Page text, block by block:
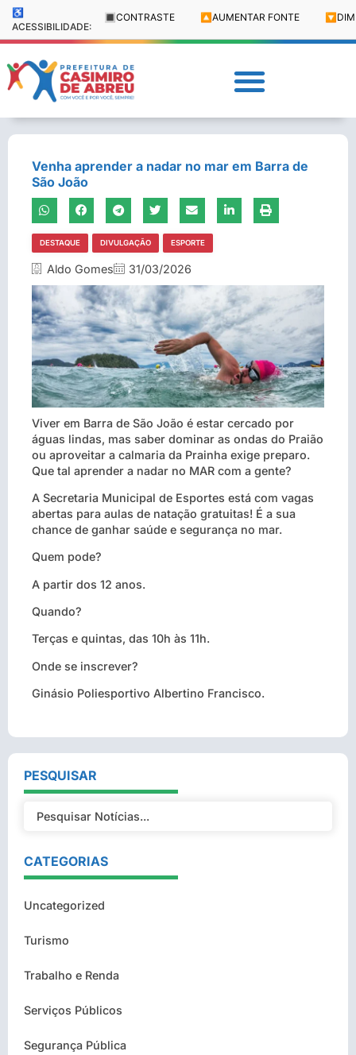
♿
ACESSIBILIDADE:
🔳 CONTRASTE 🔼 AUMENTAR FONTE 🔽
Venha aprender a nadar no mar em Barra de
São João
DESTAQUE DIVULGAÇÃO ESPORTE
Aldo Gomes 31/03/2026
Viver em Barra de São João é estar cercado por
águas lindas, mas saber dominar as ondas do Praião
ou aproveitar a calmaria da Prainha exige preparo.
Que tal aprender a nadar no MAR com a gente?
A Secretaria Municipal de Esportes está com vagas
abertas para aulas de natação gratuitas! É a sua
chance de ganhar saúde e segurança no mar.
Quem pode?
A partir dos 12 anos.
Quando?
Terças e quintas, das 10h às 11h.
Onde se inscrever?
Ginásio Poliesportivo Albertino Francisco.
PESQUISAR
CATEGORIAS
Uncategorized
Turismo
Trabalho e Renda
Serviços Públicos
Segurança Pública